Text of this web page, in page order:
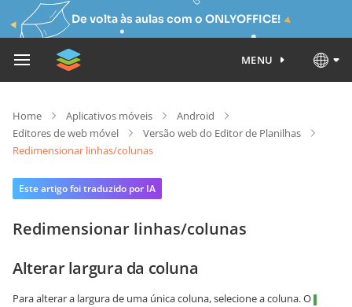
De volta às aulas com o ONLYOFFICE!
MENU
Home Aplicativos móveis
Android
Editores de web móvel
Versão web do Editor de Planilhas
Redimensionar linhas/colunas
Este artigo foi traduzido por IA
Redimensionar linhas/colunas
Alterar largura da coluna
Para alterar a largura de uma única coluna, selecione a coluna. O